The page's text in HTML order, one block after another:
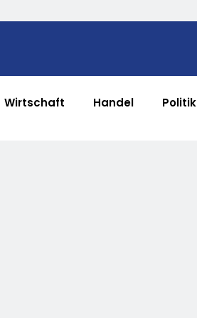
Wirtschaft Handel Politik